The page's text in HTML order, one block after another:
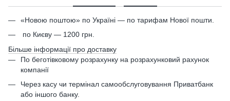
«Новою поштою» по Україні — по тарифам Нової пошти.
по Києву — 1200 грн.
Більше інформації про доставку
По беготівковому розрахунку на розрахунковий рахунок
компанії
Через касу чи термінал самообслуговування Приватбанк
або іншого банку.